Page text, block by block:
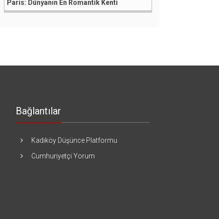
Paris: Dünyanın En Romantik Kenti
Bağlantılar
Kadıköy Düşünce Platformu
Cumhuriyetçi Yorum